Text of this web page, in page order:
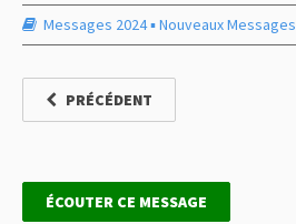
Messages 2024▪︎Nouveaux Messages
PRÉCÉDENT
ÉCOUTER CE MESSAGE